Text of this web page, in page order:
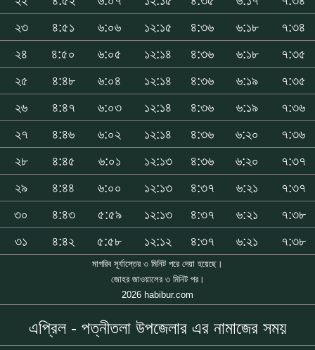
২৩
৪:৫১ ৬:০৬ ১২:১৫ ৪:৩৬ ৬:১৮
৭:৩৪
২৪
৪:৫০ ৬:০৫ ১২:১৪ ৪:৩৬ ৬:১৮
৭:৩৫
২৫
৪:৪৮ ৬:০৪ ১২:১৪ ৪:৩৬ ৬:১৯
৭:৩৫
২৬
৪:৪৭ ৬:০৩ ১২:১৪ ৪:৩৬ ৬:১৯
৭:৩৬
২৭
৪:৪৬ ৬:০২ ১২:১৪ ৪:৩৬ ৬:২০
৭:৩৬
২৮
৪:৪৫ ৬:০১ ১২:১৩ ৪:৩৬ ৬:২০
৭:৩৭
২৯
৪:৪৪ ৬:০০ ১২:১৩ ৪:৩৭ ৬:২১
৭:৩৭
৩০
৪:৪৩ ৫:৫৯ ১২:১৩ ৪:৩৭ ৬:২১
৭:৩৮
৩১
৪:৪২ ৫:৫৮ ১২:১২ ৪:৩৭ ৬:২১ ৭:৩৮
মাগরিব সূর্যাস্তের ৩ মিনিট পরে দেয়া হয়েছে।
জোহর জাওয়ালের ৩ মিনিট পর।
2026 habibur.com
এপ্রিল - পত্নীতলা উপজেলার এর নামাজের সময়